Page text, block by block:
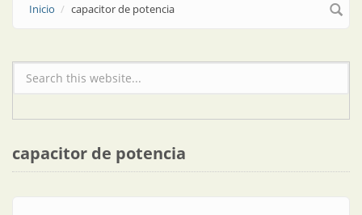
Inicio capacitor de potencia
Formulario de búsqueda
capacitor de potencia